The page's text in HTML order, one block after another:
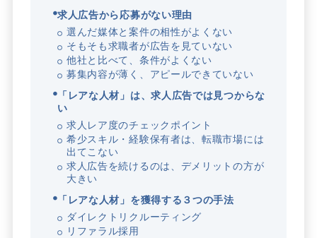
求人広告から応募がない理由
選んだ媒体と案件の相性がよくない
そもそも求職者が広告を見ていない
他社と比べて、条件がよくない
募集内容が薄く、アピールできていない
「レアな人材」は、求人広告では見つからな
い
求人レア度のチェックポイント
希少スキル・経験保有者は、転職市場には
出てこない
求人広告を続けるのは、デメリットの方が
大きい
「レアな人材」を獲得する３つの手法
ダイレクトリクルーティング
リファラル採用